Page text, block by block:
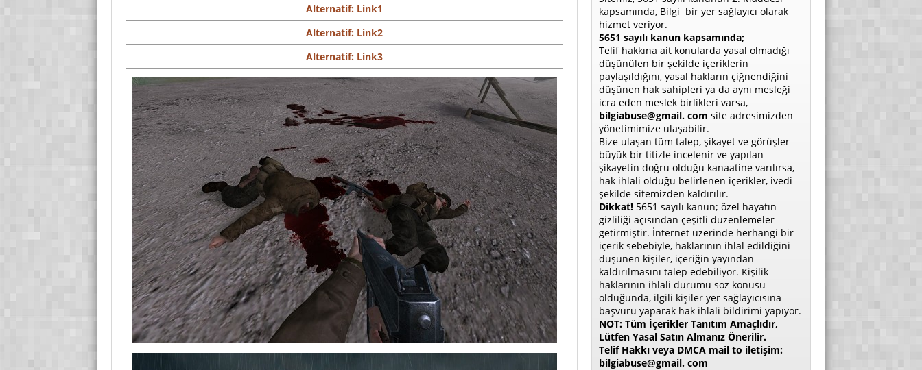
Alternatif: Link1
Alternatif: Link2
Alternatif: Link3
kapsamında, Bilgi bir yer sağlayıcı olarak
hizmet veriyor.
5651 sayılı kanun kapsamında;
Telif hakkına ait konularda yasal olmadığı
düşünülen bir şekilde içeriklerin
paylaşıldığını, yasal hakların çiğnendiğini
düşünen hak sahipleri ya da aynı mesleği
icra eden meslek birlikleri varsa,
bilgiabuse@gmail. com site adresimizden
yönetimimize ulaşabilir.
Bize ulaşan tüm talep, şikayet ve görüşler
büyük bir titizle incelenir ve yapılan
şikayetin doğru olduğu kanaatine varılırsa,
hak ihlali olduğu belirlenen içerikler, ivedi
şekilde sitemizden kaldırılır.
Dikkat! 5651 sayılı kanun; özel hayatın
gizliliği açısından çeşitli düzenlemeler
getirmiştir. İnternet üzerinde herhangi bir
içerik sebebiyle, haklarının ihlal edildiğini
düşünen kişiler, içeriğin yayından
kaldırılmasını talep edebiliyor. Kişilik
haklarının ihlali durumu söz konusu
olduğunda, ilgili kişiler yer sağlayıcısına
başvuru yaparak hak ihlali bildirimi yapıyor.
NOT: Tüm İçerikler Tanıtım Amaçlıdır,
Lütfen Yasal Satın Almanız Önerilir.
Telif Hakkı veya DMCA mail to iletişim:
bilgiabuse@gmail. com